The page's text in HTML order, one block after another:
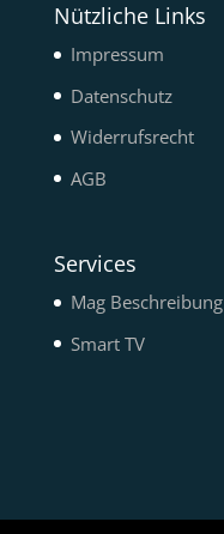
Nützliche Links
Impressum
Datenschutz
Widerrufsrecht
AGB
Services
Mag Beschreibung
Smart TV